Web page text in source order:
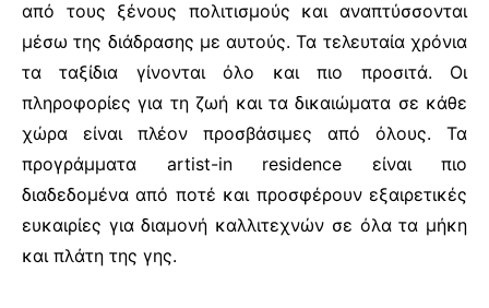
από τους ξένους πολιτισμούς και αναπτύσσονται
μέσω της διάδρασης με αυτούς. Τα τελευταία χρόνια
τα ταξίδια γίνονται όλο και πιο προσιτά. Οι
πληροφορίες για τη ζωή και τα δικαιώματα σε κάθε
χώρα είναι πλέον προσβάσιμες από όλους. Τα
προγράμματα artist-in residence είναι πιο
διαδεδομένα από ποτέ και προσφέρουν εξαιρετικές
ευκαιρίες για διαμονή καλλιτεχνών σε όλα τα μήκη
και πλάτη της γης.